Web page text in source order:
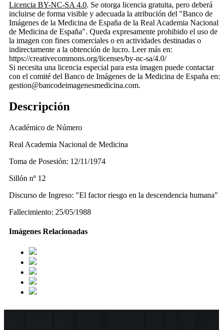
Licencia BY-NC-SA 4.0. Se otorga licencia gratuita, pero deberá
incluirse de forma visible y adecuada la atribución del "Banco de
Imágenes de la Medicina de España de la Real Academia Nacional
de Medicina de España". Queda expresamente prohibido el uso de
la imagen con fines comerciales o en actividades destinadas o
indirectamente a la obtención de lucro. Leer más en:
https://creativecommons.org/licenses/by-nc-sa/4.0/
Si necesita una licencia especial para esta imagen puede contactar
con el comité del Banco de Imágenes de la Medicina de España en:
gestion@bancodeimagenesmedicina.com.
Descripción
Académico de Número
Real Academia Nacional de Medicina
Toma de Posesión: 12/11/1974
Sillón nº 12
Discurso de Ingreso: "El factor riesgo en la descendencia humana"
Fallecimiento: 25/05/1988
Imágenes Relacionadas